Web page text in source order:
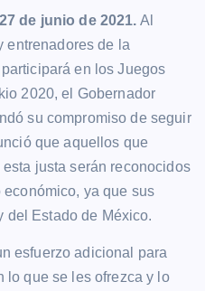
de junio de 2021. Al
entrenadores de la
en los Juegos
2020, el Gobernador
su compromiso de seguir
que aquellos que
justa serán reconocidos
ya que sus
del Estado de México.
esfuerzo adicional para
lo que se les ofrezca y lo